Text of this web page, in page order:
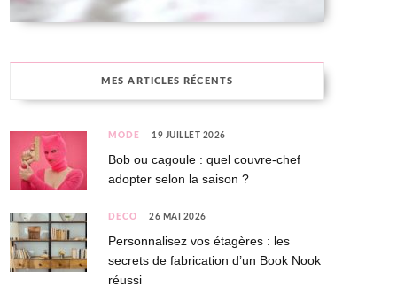
MES ARTICLES RÉCENTS
MODE 19 JUILLET 2026
Bob ou cagoule : quel couvre-chef
adopter selon la saison ?
DÉCO 26 MAI 2026
Personnalisez vos étagères : les
secrets de fabrication d’un Book Nook
réussi